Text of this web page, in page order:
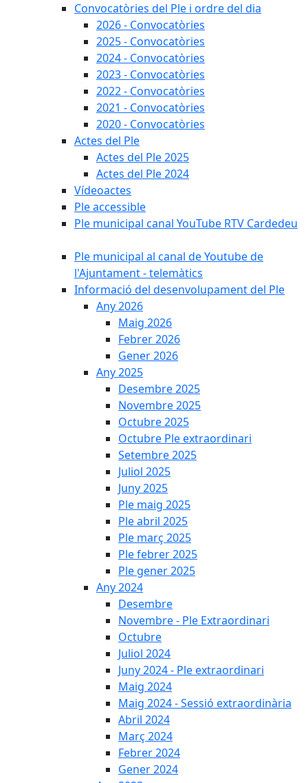
Convocatòries del Ple i ordre del dia
2026 - Convocatòries
2025 - Convocatòries
2024 - Convocatòries
2023 - Convocatòries
2022 - Convocatòries
2021 - Convocatòries
2020 - Convocatòries
Actes del Ple
Actes del Ple 2025
Actes del Ple 2024
Vídeoactes
Ple accessible
Ple municipal canal YouTube RTV Cardedeu
Ple municipal al canal de Youtube de
l'Ajuntament - telemàtics
Informació del desenvolupament del Ple
Any 2026
Maig 2026
Febrer 2026
Gener 2026
Any 2025
Desembre 2025
Novembre 2025
Octubre 2025
Octubre Ple extraordinari
Setembre 2025
Juliol 2025
Juny 2025
Ple maig 2025
Ple abril 2025
Ple març 2025
Ple febrer 2025
Ple gener 2025
Any 2024
Desembre
Novembre - Ple Extraordinari
Octubre
Juliol 2024
Juny 2024 - Ple extraordinari
Maig 2024
Maig 2024 - Sessió extraordinària
Abril 2024
Març 2024
Febrer 2024
Gener 2024